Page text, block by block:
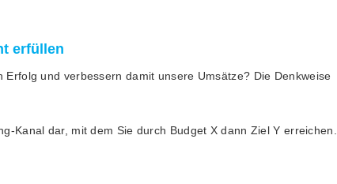
erfüllen
und verbessern damit unsere Umsätze? Die Denkweise
Kanal dar, mit dem Sie durch Budget X dann Ziel Y erreichen.